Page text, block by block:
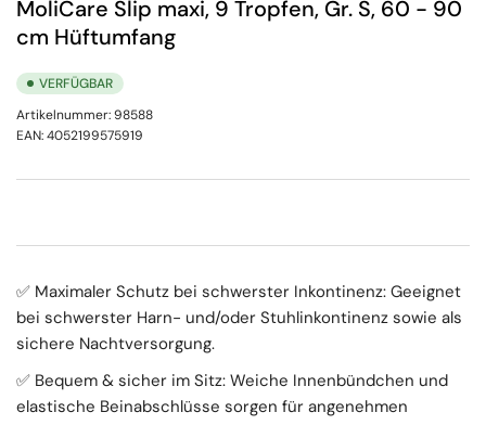
MoliCare Slip maxi, 9 Tropfen, Gr. S, 60 - 90
cm Hüftumfang
VERFÜGBAR
Artikelnummer:98588
EAN:4052199575919
✅ Maximaler Schutz bei schwerster Inkontinenz: Geeignet
bei schwerster Harn- und/oder Stuhlinkontinenz sowie als
sichere Nachtversorgung.
✅ Bequem & sicher im Sitz: Weiche Innenbündchen und
elastische Beinabschlüsse sorgen für angenehmen